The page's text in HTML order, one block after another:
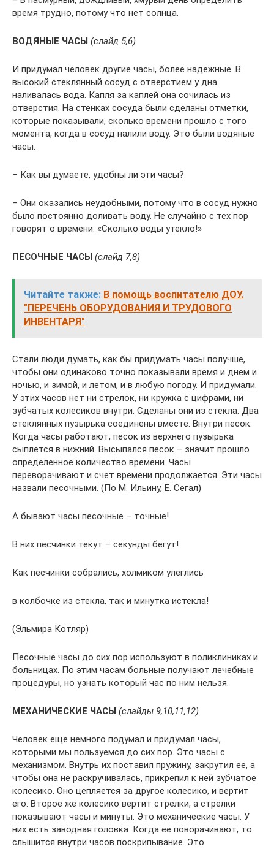
время трудно, потому что нет солнца.
ВОДЯНЫЕ ЧАСЫ (слайд 5,6)
И придумал человек другие часы, более надежные. В
высокий стеклянный сосуд с отверстием у дна
наливалась вода. Капля за каплей она сочилась из
отверстия. На стенках сосуда были сделаны отметки,
которые показывали, сколько времени прошло с того
момента, когда в сосуд налили воду. Это были водяные
часы.
– Как вы думаете, удобны ли эти часы?
– Они оказались неудобными, потому что в сосуд нужно
было постоянно доливать воду. Не случайно с тех пор
говорят о времени: «Сколько воды утекло!»
ПЕСОЧНЫЕ ЧАСЫ (слайд 7,8)
Читайте также: В помощь воспитателю ДОУ.
"ПЕРЕЧЕНЬ ОБОРУДОВАНИЯ И ТРУДОВОГО
ИНВЕНТАРЯ"
Стали люди думать, как бы придумать часы получше,
чтобы они одинаково точно показывали время и днем и
ночью, и зимой, и летом, и в любую погоду. И придумали.
У этих часов нет ни стрелок, ни кружка с цифрами, ни
зубчатых колесиков внутри. Сделаны они из стекла. Два
стеклянных пузырька соединены вместе. Внутри песок.
Когда часы работают, песок из верхнего пузырька
сыплется в нижний. Высыпался песок – значит прошло
определенное количество времени. Часы
переворачивают и счет времени продолжается. Эти часы
назвали песочными. (По М. Ильину, Е. Сегал)
А бывают часы песочные – точные!
В них песчинки текут – секунды бегут!
Как песчинки собрались, холмиком улеглись
в колбочке из стекла, так и минутка истекла!
(Эльмира Котляр)
Песочные часы до сих пор используют в поликлиниках и
больницах. По этим часам больные получают лечебные
процедуры, но узнать который час по ним нельзя.
МЕХАНИЧЕСКИЕ ЧАСЫ (слайды 9,10,11,12)
Человек еще немного подумал и придумал часы,
которыми мы пользуемся до сих пор. Это часы с
механизмом. Внутрь их поставил пружину, закрутил ее, а
чтобы она не раскручивалась, прикрепил к ней зубчатое
колесико. Оно цепляется за другое колесико, и вертит
его. Второе же колесико вертит стрелки, а стрелки
показывают часы и минуты. Это механические часы. У
них есть заводная головка. Когда ее поворачивают, то
слышится внутри часов поскрипывание. Это